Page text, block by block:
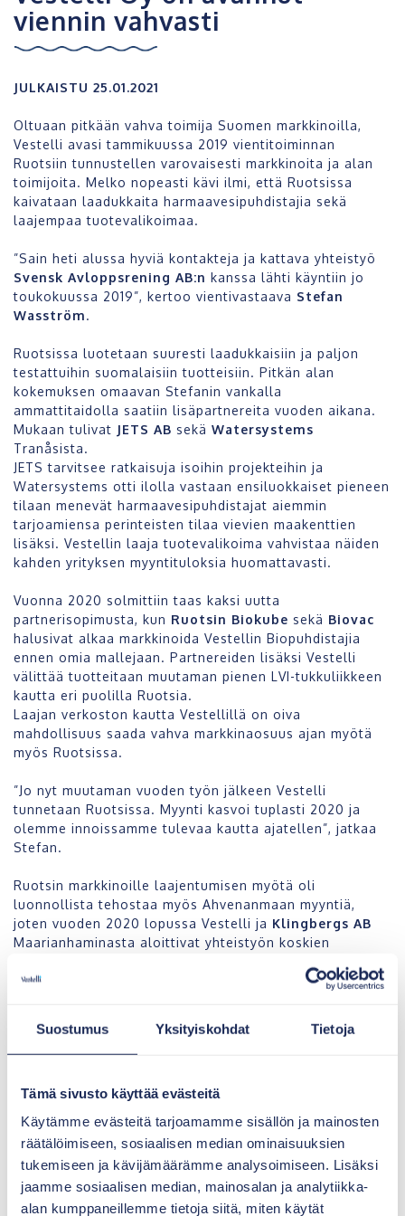
Suostumus Yksityiskohdat Tietoja
Tämä sivusto käyttää evästeitä
Käytämme evästeitä tarjoamamme sisällön ja mainosten
räätälöimiseen, sosiaalisen median ominaisuuksien
tukemiseen ja kävijämäärämme analysoimiseen. Lisäksi
jaamme sosiaalisen median, mainosalan ja analytiikka-
alan kumppaneillemme tietoja siitä, miten käytät
viennin vahvasti
JULKAISTU 25.01.2021
Oltuaan pitkään vahva toimija Suomen markkinoilla,
Vestelli avasi tammikuussa 2019 vientitoiminnan
Ruotsiin tunnustellen varovaisesti markkinoita ja alan
toimijoita. Melko nopeasti kävi ilmi, että Ruotsissa
kaivataan laadukkaita harmaavesipuhdistajia sekä
laajempaa tuotevalikoimaa.
”Sain heti alussa hyviä kontakteja ja kattava yhteistyö
Svensk Avloppsrening AB:n kanssa lähti käyntiin jo
toukokuussa 2019”, kertoo vientivastaava Stefan
Wasström.
Ruotsissa luotetaan suuresti laadukkaisiin ja paljon
testattuihin suomalaisiin tuotteisiin. Pitkän alan
kokemuksen omaavan Stefanin vankalla
ammattitaidolla saatiin lisäpartnereita vuoden aikana.
Mukaan tulivat JETS AB sekä Watersystems
Tranåsista.
JETS tarvitsee ratkaisuja isoihin projekteihin ja
Watersystems otti ilolla vastaan ensiluokkaiset pieneen
tilaan menevät harmaavesipuhdistajat aiemmin
tarjoamiensa perinteisten tilaa vievien maakenttien
lisäksi. Vestellin laaja tuotevalikoima vahvistaa näiden
kahden yrityksen myyntituloksia huomattavasti.
Vuonna 2020 solmittiin taas kaksi uutta
partnerisopimusta, kun Ruotsin Biokube sekä Biovac
halusivat alkaa markkinoida Vestellin Biopuhdistajia
ennen omia mallejaan. Partnereiden lisäksi Vestelli
välittää tuotteitaan muutaman pienen LVI-tukkuliikkeen
kautta eri puolilla Ruotsia.
Laajan verkoston kautta Vestellillä on oiva
mahdollisuus saada vahva markkinaosuus ajan myötä
myös Ruotsissa.
”Jo nyt muutaman vuoden työn jälkeen Vestelli
tunnetaan Ruotsissa. Myynti kasvoi tuplasti 2020 ja
olemme innoissamme tulevaa kautta ajatellen”, jatkaa
Stefan.
Ruotsin markkinoille laajentumisen myötä oli
luonnollista tehostaa myös Ahvenanmaan myyntiä,
joten vuoden 2020 lopussa Vestelli ja Klingbergs AB
Maarianhaminasta aloittivat yhteistyön koskien
Kategoriat